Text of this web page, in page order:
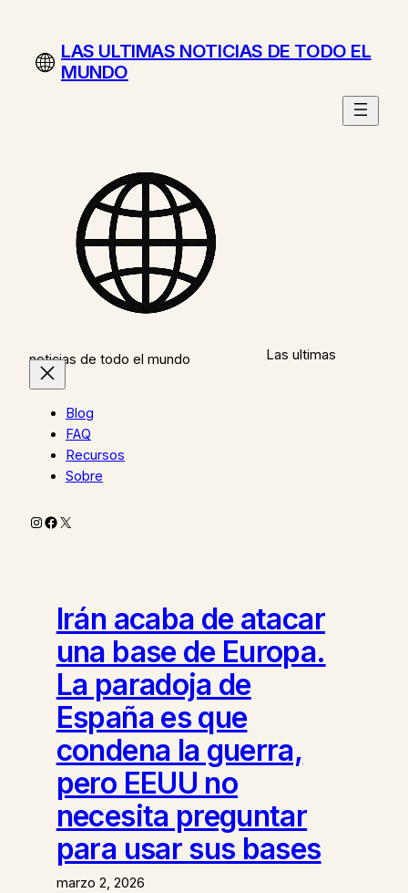
contenidoLAS ULTIMAS NOTICIAS DE TODO EL
MUNDO
Las ultimas
noticias de todo el mundo
Blog
FAQ
Recursos
Sobre
Instagram
Facebook
X
Irán acaba de atacar
una base de Europa.
La paradoja de
España es que
condena la guerra,
pero EEUU no
necesita preguntar
para usar sus bases
marzo 2, 2026